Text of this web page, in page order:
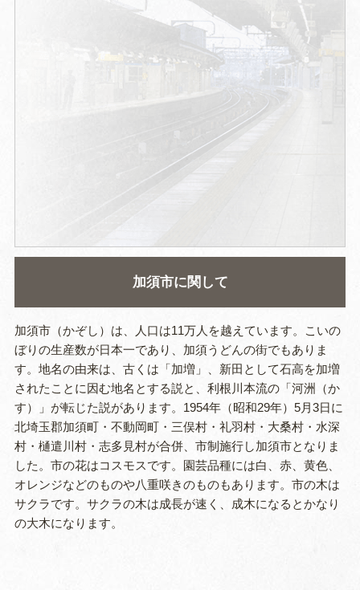
加須市に関して
加須市（かぞし）は、人口は11万人を越えています。こいの
ぼりの生産数が日本一であり、加須うどんの街でもありま
す。地名の由来は、古くは「加増」、新田として石高を加増
されたことに因む地名とする説と、利根川本流の「河洲（か
す）」が転じた説があります。1954年（昭和29年）5月3日に
北埼玉郡加須町・不動岡町・三俣村・礼羽村・大桑村・水深
村・樋遣川村・志多見村が合併、市制施行し加須市となりま
した。市の花はコスモスです。園芸品種には白、赤、黄色、
オレンジなどのものや八重咲きのものもあります。市の木は
サクラです。サクラの木は成長が速く、成木になるとかなり
の大木になります。